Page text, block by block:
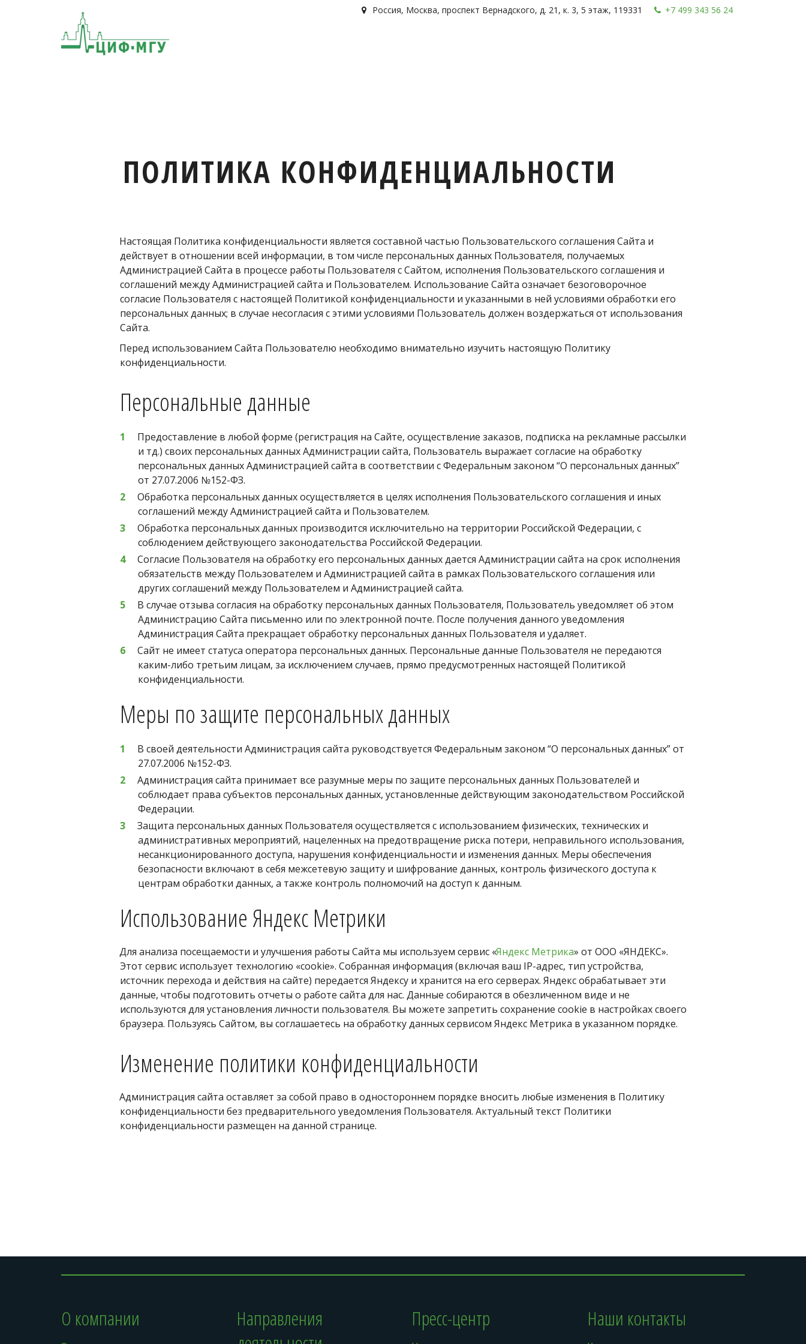
+7 499 343 56 24
Россия, Москва, проспект Вернадского, д. 21, к. 3, 5 этаж, 119331
ПОЛИТИКА КОНФИДЕНЦИАЛЬНОСТИ
Настоящая Политика конфиденциальности является составной частью Пользовательского соглашения Сайта и
действует в отношении всей информации, в том числе персональных данных Пользователя, получаемых
Администрацией Сайта в процессе работы Пользователя с Сайтом, исполнения Пользовательского соглашения и
соглашений между Администрацией сайта и Пользователем. Использование Сайта означает безоговорочное
согласие Пользователя с настоящей Политикой конфиденциальности и указанными в ней условиями обработки его
персональных данных; в случае несогласия с этими условиями Пользователь должен воздержаться от использования
Сайта.
Перед использованием Сайта Пользователю необходимо внимательно изучить настоящую Политику
конфиденциальности.
Персональные данные
Предоставление в любой форме (регистрация на Сайте, осуществление заказов, подписка на рекламные рассылки
и тд.) своих персональных данных Администрации сайта, Пользователь выражает согласие на обработку
персональных данных Администрацией сайта в соответствии с Федеральным законом “О персональных данных”
от 27.07.2006 №152-ФЗ.
Обработка персональных данных осуществляется в целях исполнения Пользовательского соглашения и иных
соглашений между Администрацией сайта и Пользователем.
Обработка персональных данных производится исключительно на территории Российской Федерации, с
соблюдением действующего законодательства Российской Федерации.
Согласие Пользователя на обработку его персональных данных дается Администрации сайта на срок исполнения
обязательств между Пользователем и Администрацией сайта в рамках Пользовательского соглашения или
других соглашений между Пользователем и Администрацией сайта.
В случае отзыва согласия на обработку персональных данных Пользователя, Пользователь уведомляет об этом
Администрацию Сайта письменно или по электронной почте. После получения данного уведомления
Администрация Сайта прекращает обработку персональных данных Пользователя и удаляет.
Сайт не имеет статуса оператора персональных данных. Персональные данные Пользователя не передаются
каким-либо третьим лицам, за исключением случаев, прямо предусмотренных настоящей Политикой
конфиденциальности.
Меры по защите персональных данных
В своей деятельности Администрация сайта руководствуется Федеральным законом “О персональных данных” от
27.07.2006 №152-ФЗ.
Администрация сайта принимает все разумные меры по защите персональных данных Пользователей и
соблюдает права субъектов персональных данных, установленные действующим законодательством Российской
Федерации.
Защита персональных данных Пользователя осуществляется с использованием физических, технических и
административных мероприятий, нацеленных на предотвращение риска потери, неправильного использования,
несанкционированного доступа, нарушения конфиденциальности и изменения данных. Меры обеспечения
безопасности включают в себя межсетевую защиту и шифрование данных, контроль физического доступа к
центрам обработки данных, а также контроль полномочий на доступ к данным.
Использование Яндекс Метрики
Для анализа посещаемости и улучшения работы Сайта мы используем сервис «Яндекс Метрика» от ООО «ЯНДЕКС».
Этот сервис использует технологию «cookie». Собранная информация (включая ваш IP-адрес, тип устройства,
источник перехода и действия на сайте) передается Яндексу и хранится на его серверах. Яндекс обрабатывает эти
данные, чтобы подготовить отчеты о работе сайта для нас. Данные собираются в обезличенном виде и не
используются для установления личности пользователя. Вы можете запретить сохранение cookie в настройках своего
браузера. Пользуясь Сайтом, вы соглашаетесь на обработку данных сервисом Яндекс Метрика в указанном порядке.
Изменение политики конфиденциальности
Администрация сайта оставляет за собой право в одностороннем порядке вносить любые изменения в Политику
конфиденциальности без предварительного уведомления Пользователя. Актуальный текст Политики
конфиденциальности размещен на данной странице.
О компании
Направления
Пресс-центр Наши контакты